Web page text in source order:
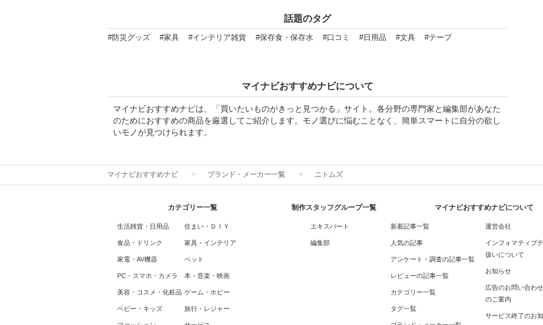
話題のタグ
#防災グッズ #家具 #インテリア雑貨 #保存食・保存水 #口コミ #日用品 #文具 #テープ
マイナビおすすめナビについて
マイナビおすすめナビは、「買いたいものがきっと見つかる」サイト。各分野の専門家と編集部があなた
のためにおすすめの商品を厳選してご紹介します。モノ選びに悩むことなく、簡単スマートに自分の欲し
いモノが見つけられます。
マイナビおすすめナビ ブランド・メーカー一覧 ニトムズ
カテゴリー一覧
生活雑貨・日用品
食品・ドリンク
家電・AV機器
PC・スマホ・カメラ
美容・コスメ・化粧品
ベビー・キッズ
住まい・ＤＩＹ
家具・インテリア
ペット
本・音楽・映画
ゲーム・ホビー
旅行・レジャー
制作スタッフグループ一覧
エキスパート
編集部
マイナビおすすめナビについて
新着記事一覧
人気の記事
アンケート・調査の記事一覧
レビューの記事一覧
カテゴリー一覧
タグ一覧
運営会社
インフォマティブ
扱いについて
お知らせ
広告のお問い合わ
のご案内
サービス終了のお